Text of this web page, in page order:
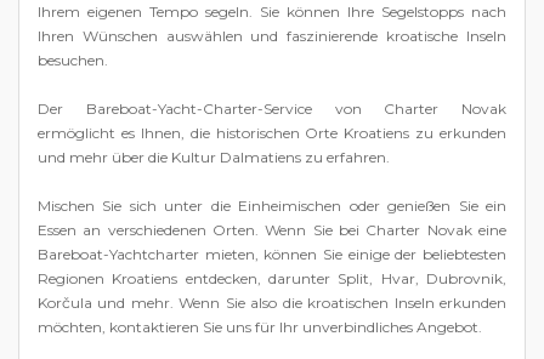
Ihrem eigenen Tempo segeln. Sie können Ihre Segelstopps nach
Ihren Wünschen auswählen und faszinierende kroatische Inseln
besuchen.
Der Bareboat-Yacht-Charter-Service von Charter Novak
ermöglicht es Ihnen, die historischen Orte Kroatiens zu erkunden
und mehr über die Kultur Dalmatiens zu erfahren.
Mischen Sie sich unter die Einheimischen oder genießen Sie ein
Essen an verschiedenen Orten. Wenn Sie bei Charter Novak eine
Bareboat-Yachtcharter mieten, können Sie einige der beliebtesten
Regionen Kroatiens entdecken, darunter Split, Hvar, Dubrovnik,
Korčula und mehr. Wenn Sie also die kroatischen Inseln erkunden
möchten, kontaktieren Sie uns für Ihr unverbindliches Angebot.